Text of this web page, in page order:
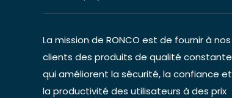
La mission de RONCO est de fournir à nos
clients des produits de qualité constante
qui améliorent la sécurité, la confiance et
la productivité des utilisateurs à des prix